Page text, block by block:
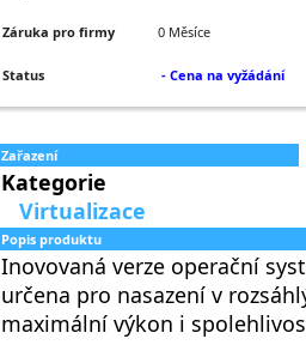
Záruka pro firmy 0 Měsíce
Status - Cena na vyžádání
Zařazení
Kategorie
Virtualizace
Popis produktu
Inovovaná verze operační
určena pro nasazení v
maximální výkon i